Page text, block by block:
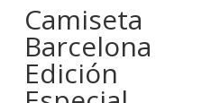
Camiseta
Barcelona
Edición